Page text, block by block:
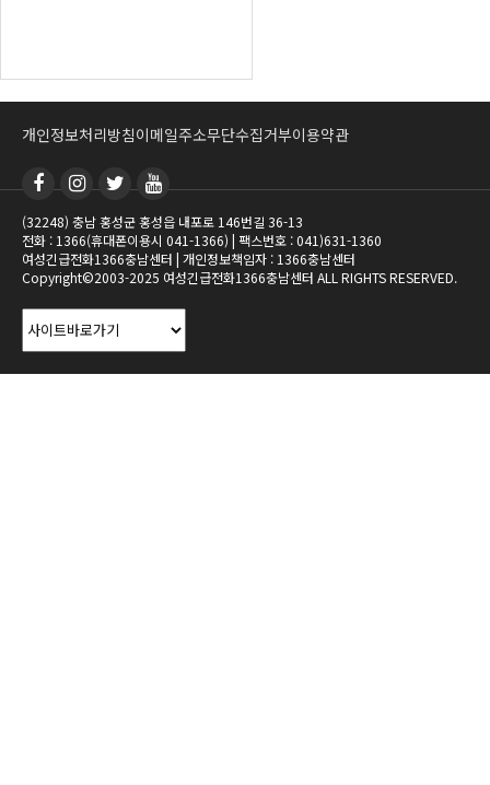
개인정보처리방침이메일주소무단수집거부이용약관
(32248) 충남 홍성군 홍성읍 내포로 146번길 36-13
전화 : 1366(휴대폰이용시 041-1366) | 팩스번호 : 041)631-1360
여성긴급전화1366충남센터 | 개인정보책임자 : 1366충남센터
Copyright©2003-2025 여성긴급전화1366충남센터 ALL RIGHTS RESERVED.